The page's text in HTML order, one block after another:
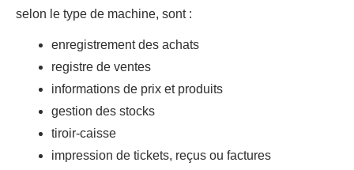
selon le type de machine, sont :
enregistrement des achats
registre de ventes
informations de prix et produits
gestion des stocks
tiroir-caisse
impression de tickets, reçus ou factures